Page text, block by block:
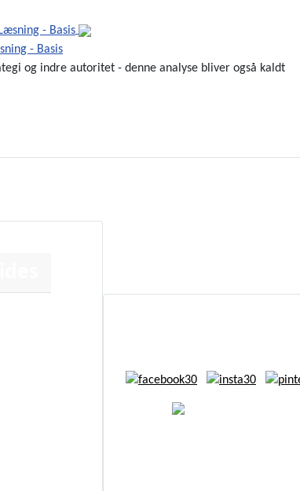
- Basis
og indre autoritet - denne analyse bliver også kaldt